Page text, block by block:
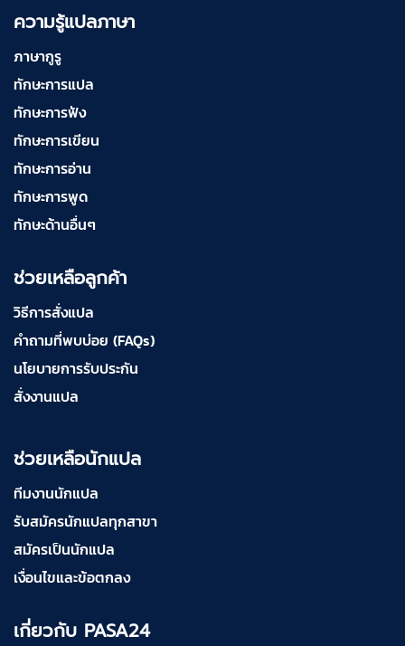
ความรู้แปลภาษา
ภาษากูรู
ทักษะการแปล
ทักษะการฟัง
ทักษะการเขียน
ทักษะการอ่าน
ทักษะการพูด
ทักษะด้านอื่นๆ
ช่วยเหลือลูกค้า
วิธีการสั่งแปล
คำถามที่พบบ่อย (FAQs)
นโยบายการรับประกัน
สั่งงานแปล
ช่วยเหลือนักแปล
ทีมงานนักแปล
รับสมัครนักแปลทุกสาขา
สมัครเป็นนักแปล
เงื่อนไขและข้อตกลง
เกี่ยวกับ PASA24